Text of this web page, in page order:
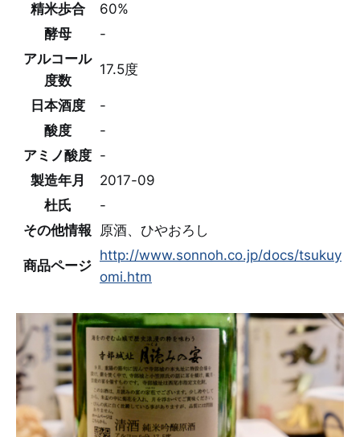
精米歩合
60%
酵母
-
アルコール
度数
17.5度
日本酒度
-
酸度
-
アミノ酸度 -
製造年月
2017-09
杜氏
-
その他情報
原酒、ひやおろし
商品ページ
http://www.sonnoh.co.jp/docs/tsukuy
omi.htm